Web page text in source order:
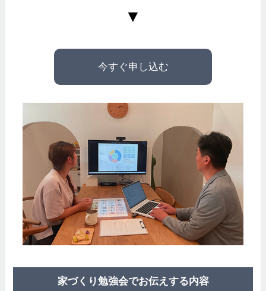
今すぐ申し込む
家づくり勉強会でお伝えする内容